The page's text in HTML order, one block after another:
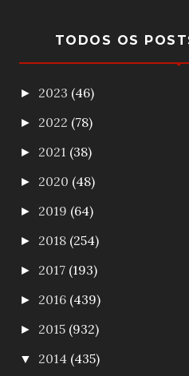
TODOS OS
► 2023 (46)
► 2022 (78)
► 2021 (38)
► 2020 (48)
► 2019 (64)
► 2018 (254)
► 2017 (193)
► 2016 (439)
► 2015 (932)
▼ 2014 (435)